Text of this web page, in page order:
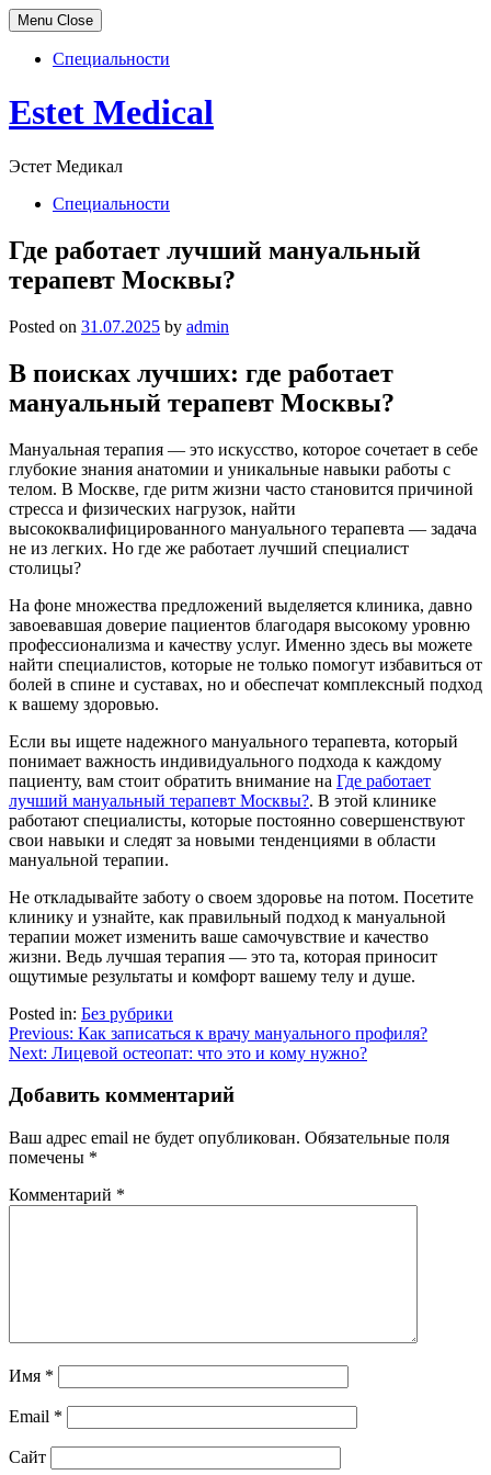
Menu Close
Специальности
Skip
to
Estet Medical
Эстет Медикал
Специальности
Где работает лучший мануальный
терапевт Москвы?
Posted on 31.07.2025 by admin
В поисках лучших: где работает
мануальный терапевт Москвы?
Мануальная терапия — это искусство, которое сочетает в себе
глубокие знания анатомии и уникальные навыки работы с
телом. В Москве, где ритм жизни часто становится причиной
стресса и физических нагрузок, найти
высококвалифицированного мануального терапевта — задача
не из легких. Но где же работает лучший специалист
столицы?
На фоне множества предложений выделяется клиника, давно
завоевавшая доверие пациентов благодаря высокому уровню
профессионализма и качеству услуг. Именно здесь вы можете
найти специалистов, которые не только помогут избавиться от
болей в спине и суставах, но и обеспечат комплексный подход
к вашему здоровью.
Если вы ищете надежного мануального терапевта, который
понимает важность индивидуального подхода к каждому
пациенту, вам стоит обратить внимание на Где работает
лучший мануальный терапевт Москвы?. В этой клинике
работают специалисты, которые постоянно совершенствуют
свои навыки и следят за новыми тенденциями в области
мануальной терапии.
Не откладывайте заботу о своем здоровье на потом. Посетите
клинику и узнайте, как правильный подход к мануальной
терапии может изменить ваше самочувствие и качество
жизни. Ведь лучшая терапия — это та, которая приносит
ощутимые результаты и комфорт вашему телу и душе.
Posted in: Без рубрики
Навигация
по
записям
Previous: Как записаться к врачу мануального профиля?
Next: Лицевой остеопат: что это и кому нужно?
Добавить комментарий
Ваш адрес email не будет опубликован. Обязательные поля
помечены *
Комментарий *
Имя *
Email *
Сайт